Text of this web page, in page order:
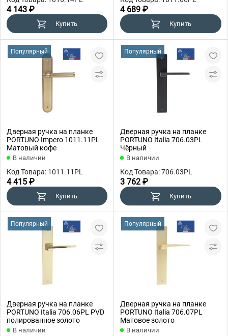
4 143 ₽
Купить
4 689 ₽
Купить
Популярный
Дверная ручка на планке
PORTUNO Impero 1011.11PL
Матовый кофе
В наличии
Код Товара: 1011.11PL
4 415 ₽
Купить
Популярный
Дверная ручка на планке
PORTUNO Italia 706.03PL
Чёрный
В наличии
Код Товара: 706.03PL
3 762 ₽
Купить
Популярный
Дверная ручка на планке
PORTUNO Italia 706.06PL PVD
полированное золото
В наличии
Популярный
Дверная ручка на планке
PORTUNO Italia 706.07PL
Матовое золото
В наличии